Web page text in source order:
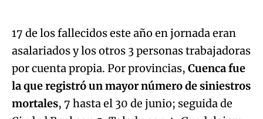
Try again
17 de los fallecidos este año en jornada eran
asalariados y los otros 3 personas trabajadoras
por cuenta propia. Por provincias, Cuenca fue
la que registró un mayor número de siniestros
mortales, 7 hasta el 30 de junio; seguida de